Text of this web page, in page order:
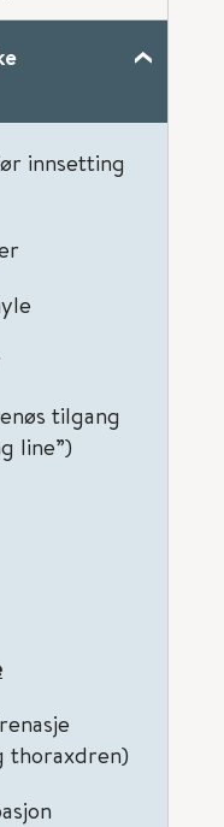
innsetting
tilgang
line”)
thoraxdren)